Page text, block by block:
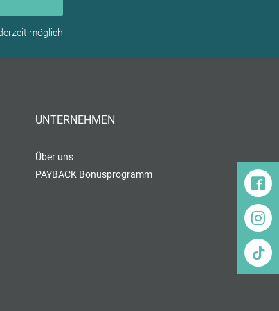
möglich
UNTERNEHMEN
Über uns
PAYBACK Bonusprogramm